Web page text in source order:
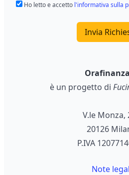
Ho letto e accetto l'informativa sulla
Invia
è un progetto di
V.le Monza,
20126
P.IVA
Note